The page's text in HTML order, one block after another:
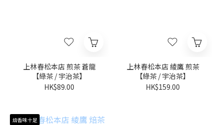
上林春松本店 煎茶 蒼龍
【綠茶 / 宇治茶】
HK$89.00
上林春松本店 綾鷹 煎茶
【綠茶 / 宇治茶】
HK$159.00
焙香味十足